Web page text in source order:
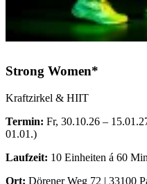
Strong Women*
Kraftzirkel & HIIT
Termin: Fr, 30.10.26 –
01.01.)
Laufzeit: 10 Einheiten á 60
Ort: Dörener Weg 72 | 33100